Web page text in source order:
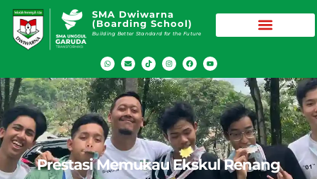
SMA Dwiwarna
(Boarding School)
Building Better Standard for the Future
Prestasi Memukau Ekskul Renang